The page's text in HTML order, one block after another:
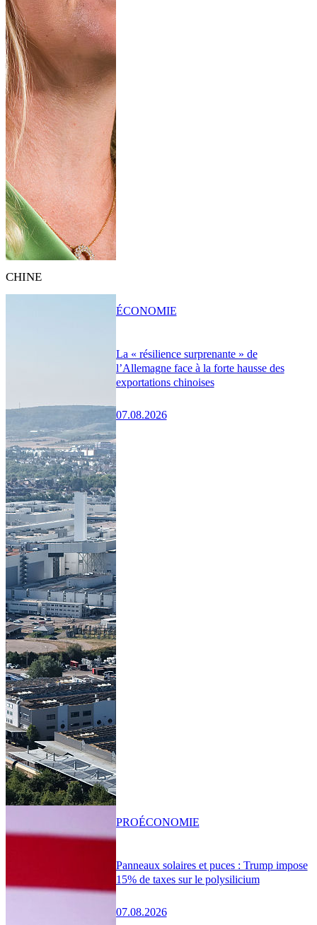
CHINE
La « résilience surprenante » de
l’Allemagne face à la forte hausse des
exportations chinoises
07.08.2026
ÉCONOMIE
Panneaux solaires et puces : Trump impose
15% de taxes sur le polysilicium
07.08.2026
PROÉCONOMIE